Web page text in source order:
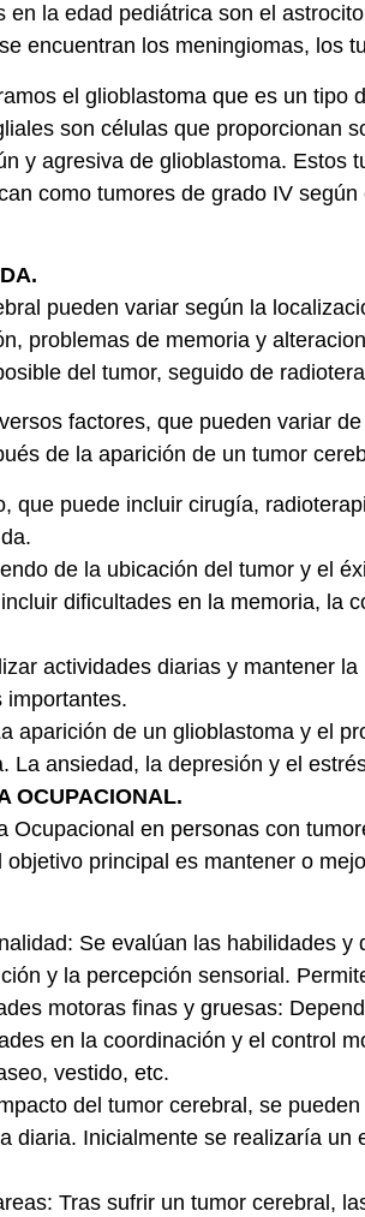
la edad pediátrica son el
encuentran los meningiomas, los
el glioblastoma que es un
son células que proporcionan
y agresiva de glioblastoma.
como tumores de grado IV
pueden variar según la
problemas de memoria y
del tumor, seguido de
factores, que pueden variar
de la aparición de un tumor
que puede incluir cirugía,
de la ubicación del tumor y el
dificultades en la memoria, la
actividades diarias y mantener
importantes.
aparición de un glioblastoma y el
La ansiedad, la depresión y el
OCUPACIONAL.
Ocupacional en personas con
principal es mantener o
Se evalúan las habilidades
y la percepción sensorial.
motoras finas y gruesas:
en la coordinación y el control
vestido, etc.
del tumor cerebral, se
diaria. Inicialmente se realizaría
Tras sufrir un tumor cerebral,